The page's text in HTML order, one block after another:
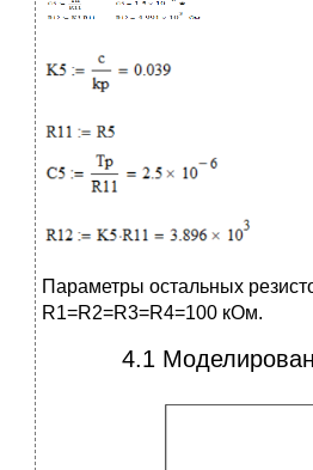
Параметры остальных
R1=R2=R3=R4=100 кОм.
4.1